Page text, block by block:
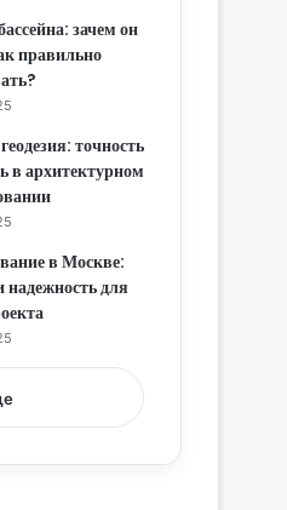
зачем он
правильно
точность
в архитектурном
в Москве:
надежность для